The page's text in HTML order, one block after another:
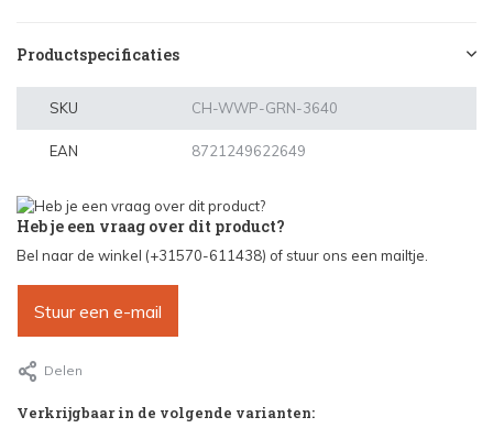
Productspecificaties
SKU CH-WWP-GRN-3640
EAN 8721249622649
Heb je een vraag over dit product?
Bel naar de winkel (+31570-611438) of stuur ons een mailtje.
Stuur een e-mail
Delen
Verkrijgbaar in de volgende varianten: